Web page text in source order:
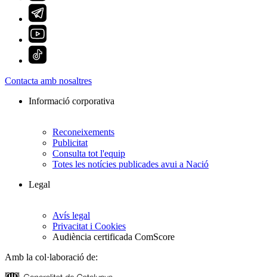
Contacta amb nosaltres
Informació corporativa
Reconeixements
Publicitat
Consulta tot l'equip
Totes les notícies publicades avui a Nació
Legal
Avís legal
Privacitat i Cookies
Audiència certificada ComScore
Amb la col·laboració de: